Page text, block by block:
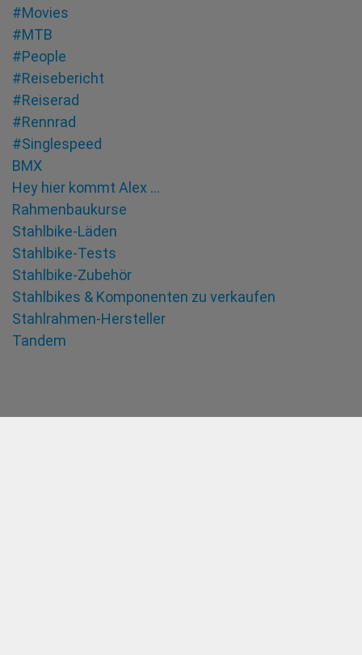
#Movies
#MTB
#People
#Reisebericht
#Reiserad
#Rennrad
#Singlespeed
BMX
Hey hier kommt Alex …
Rahmenbaukurse
Stahlbike-Läden
Stahlbike-Tests
Stahlbike-Zubehör
Stahlbikes & Komponenten zu verkaufen
Stahlrahmen-Hersteller
Tandem